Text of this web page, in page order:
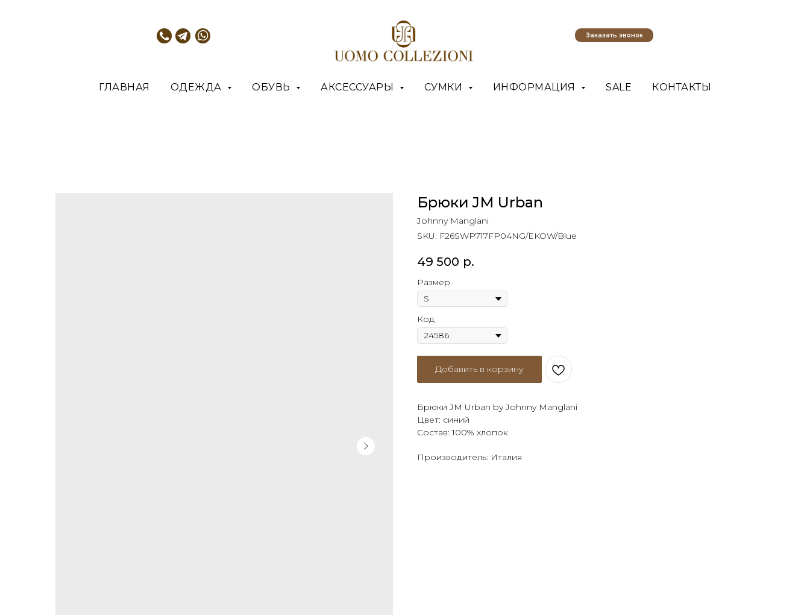
ГЛАВНАЯ ОДЕЖДА ОБУВЬ АКСЕССУАРЫ СУМКИ ИНФОРМАЦИЯ SALE КОНТАКТЫ
Заказать звонок
Брюки JM Urban
Johnny Manglani
SKU: F26SWP717FP04NG/EKOW/Blue
49 500 р.
Размер
Код
Добавить в корзину
Брюки JM Urban by Johnny Manglani
Цвет: синий
Состав: 100% хлопок
Производитель: Италия